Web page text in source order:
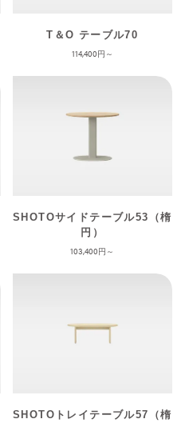
T＆O テーブル70
114,400
SHOTOサイドテーブル53（楕
円）
103,400
SHOTOトレイテーブル57（楕